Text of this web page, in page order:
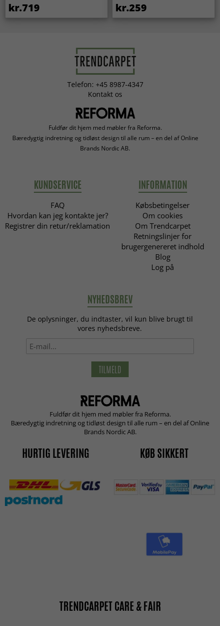
kr.719 kr.259
Telefon: +45 8987-4347
Kontakt os
Fuldfør dit hjem med møbler fra Reforma.
Bæredygtig indretning og tidløst design til alle rum – en del af Online
Brands Nordic AB.
KUNDSERVICE
FAQ
Hvordan kan jeg kontakte jer?
Registrer din retur/reklamation
INFORMATION
Købsbetingelser
Om cookies
Om Trendcarpet
Retningslinjer for
brugergenereret indhold
Blog
Log på
NYHEDSBREV
De oplysninger, du indtaster, vil kun blive brugt til
vores nyhedsbreve.
TILMELD
Fuldfør dit hjem med møbler fra Reforma.
Bæredygtig indretning og tidløst design til alle rum – en del af Online
Brands Nordic AB.
HURTIG LEVERING KØB SIKKERT
TRENDCARPET CARE & FAIR